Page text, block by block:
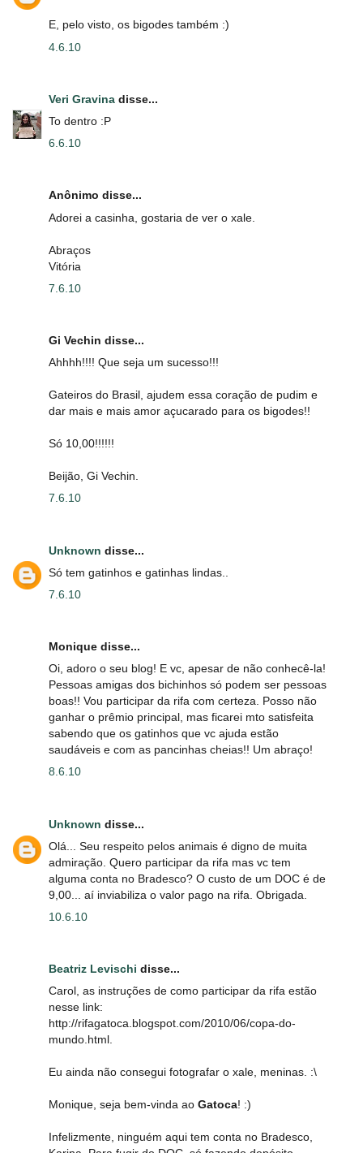
E, pelo visto, os bigodes também :)
4.6.10
Veri Gravina disse...
To dentro :P
6.6.10
Anônimo disse...
Adorei a casinha, gostaria de ver o xale.
Abraços
Vitória
7.6.10
Gi Vechin disse...
Ahhhh!!!! Que seja um sucesso!!!
Gateiros do Brasil, ajudem essa coração de pudim e
dar mais e mais amor açucarado para os bigodes!!
Só 10,00!!!!!!
Beijão, Gi Vechin.
7.6.10
Unknown disse...
Só tem gatinhos e gatinhas lindas..
7.6.10
Monique disse...
Oi, adoro o seu blog! E vc, apesar de não conhecê-la!
Pessoas amigas dos bichinhos só podem ser pessoas
boas!! Vou participar da rifa com certeza. Posso não
ganhar o prêmio principal, mas ficarei mto satisfeita
sabendo que os gatinhos que vc ajuda estão
saudáveis e com as pancinhas cheias!! Um abraço!
8.6.10
Unknown disse...
Olá... Seu respeito pelos animais é digno de muita
admiração. Quero participar da rifa mas vc tem
alguma conta no Bradesco? O custo de um DOC é de
9,00... aí inviabiliza o valor pago na rifa. Obrigada.
10.6.10
Beatriz Levischi disse...
Carol, as instruções de como participar da rifa estão
nesse link:
http://rifagatoca.blogspot.com/2010/06/copa-do-
mundo.html.
Eu ainda não consegui fotografar o xale, meninas. :\
Monique, seja bem-vinda ao Gatoca! :)
Infelizmente, ninguém aqui tem conta no Bradesco,